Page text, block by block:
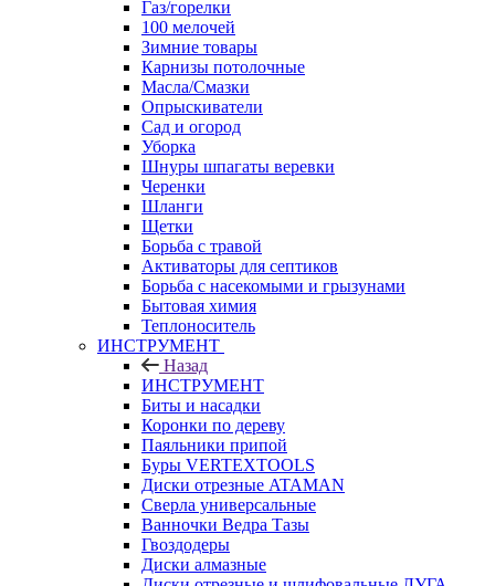
Газ/горелки
100 мелочей
Зимние товары
Карнизы потолочные
Масла/Смазки
Опрыскиватели
Сад и огород
Уборка
Шнуры шпагаты веревки
Черенки
Шланги
Щетки
Борьба с травой
Активаторы для септиков
Борьба с насекомыми и грызунами
Бытовая химия
Теплоноситель
ИНСТРУМЕНТ
Назад
ИНСТРУМЕНТ
Биты и насадки
Коронки по дереву
Паяльники припой
Буры VERTEXTOOLS
Диски отрезные ATAMAN
Сверла универсальные
Ванночки Ведра Тазы
Гвоздодеры
Диски алмазные